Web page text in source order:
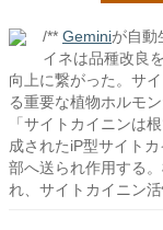
/** Geminiが自動
イネは品種改良
向上に繋がった。サ
る重要な植物ホルモ
「サイトカイニンは
成されたiP型サイト
部へ送られ作用する
れ、サイトカイニン活